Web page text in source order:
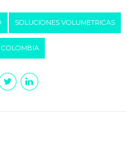
SOLUCIONES VOLUMETRICAS